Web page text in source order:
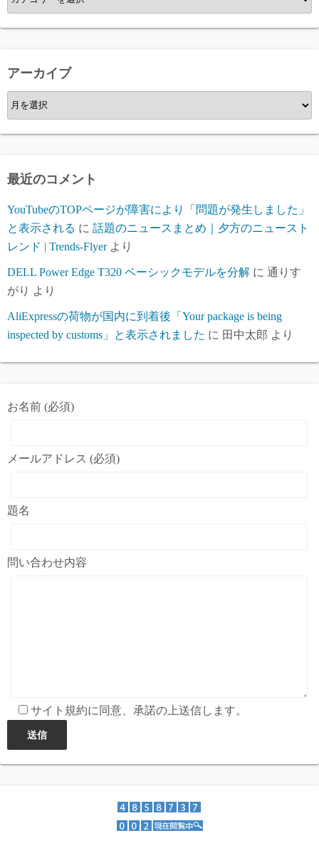
テ
ゴ
ー
アーカイブ
ア
ー
カ
ブ
最近のコメント
YouTubeのTOPページが障害により「問題が発生しました」
と表示される に 話題のニュースまとめ｜夕方のニュースト
レンド | Trends-Flyerより
DELL Power Edge T320 ベーシックモデルを分解 に 通りす
がり より
AliExpressの荷物が国内に到着後「Your package is being
inspected by customs」と表示されました に 田中太郎 より
お名前 (必須)
メールアドレス (必須)
題名
問い合わせ内容
サイト規約に同意、承諾の上送信します。